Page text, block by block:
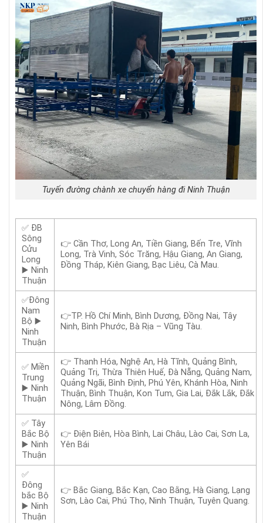
Tuyến đường chành xe chuyển hàng đi Ninh Thuận
✅ ĐB
Sông
Cửu
Long
▶️ Ninh
Thuận
👉 Cần Thơ, Long An, Tiền Giang, Bến Tre, Vĩnh
Long, Trà Vinh, Sóc Trăng, Hậu Giang, An Giang,
Đồng Tháp, Kiên Giang, Bạc Liêu, Cà Mau.
✅Đông
Nam
Bộ ▶️
Ninh
Thuận
👉TP. Hồ Chí Minh, Bình Dương, Đồng Nai, Tây
Ninh, Bình Phước, Bà Rịa – Vũng Tàu.
✅ Miền
Trung
▶️ Ninh
Thuận
👉 Thanh Hóa, Nghệ An, Hà Tĩnh, Quảng Bình,
Quảng Trị, Thừa Thiên Huế, Đà Nẵng, Quảng Nam,
Quảng Ngãi, Bình Định, Phú Yên, Khánh Hòa, Ninh
Thuận, Bình Thuận, Kon Tum, Gia Lai, Đắk Lắk, Đắk
Nông, Lâm Đồng.
✅ Tây
Bắc Bộ
▶️ Ninh
Thuận
👉 Điện Biên, Hòa Bình, Lai Châu, Lào Cai, Sơn La,
Yên Bái
✅
Đông
bắc Bộ
▶️ Ninh
Thuận
👉 Bắc Giang, Bắc Kạn, Cao Bằng, Hà Giang, Lạng
Sơn, Lào Cai, Phú Thọ, Ninh Thuận, Tuyên Quang.